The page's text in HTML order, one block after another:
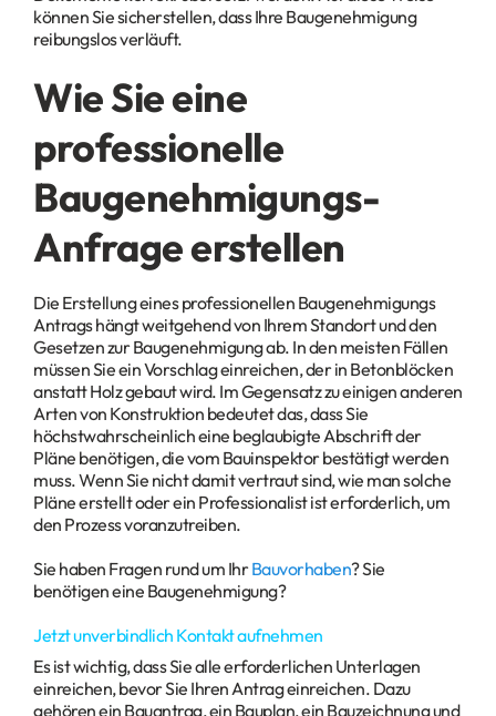
können Sie sicherstellen, dass Ihre Baugenehmigung
reibungslos verläuft.
Wie Sie eine
professionelle
Baugenehmigungs-
Anfrage erstellen
Die Erstellung eines professionellen Baugenehmigungs
Antrags hängt weitgehend von Ihrem Standort und den
Gesetzen zur Baugenehmigung ab. In den meisten Fällen
müssen Sie ein Vorschlag einreichen, der in Betonblöcken
anstatt Holz gebaut wird. Im Gegensatz zu einigen anderen
Arten von Konstruktion bedeutet das, dass Sie
höchstwahrscheinlich eine beglaubigte Abschrift der
Pläne benötigen, die vom Bauinspektor bestätigt werden
muss. Wenn Sie nicht damit vertraut sind, wie man solche
Pläne erstellt oder ein Professionalist ist erforderlich, um
den Prozess voranzutreiben.
Sie haben Fragen rund um IhrBauvorhaben? Sie
benötigen eine Baugenehmigung?
Jetzt unverbindlich Kontakt aufnehmen
Es ist wichtig, dass Sie alle erforderlichen Unterlagen
einreichen, bevor Sie Ihren Antrag einreichen. Dazu
gehören ein Bauantrag, ein Bauplan, ein Bauzeichnung und